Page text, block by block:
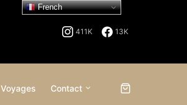
411K 13K
Voyages Contact
French